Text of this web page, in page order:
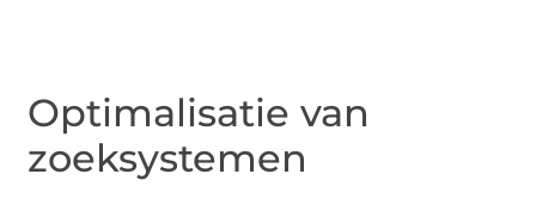
Optimalisatie van
zoeksystemen